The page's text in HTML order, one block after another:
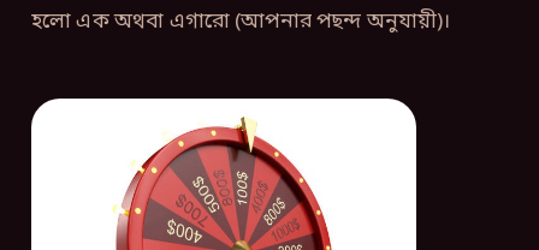
হলো এক অথবা এগারো (আপনার পছন্দ অনুযায়ী)।